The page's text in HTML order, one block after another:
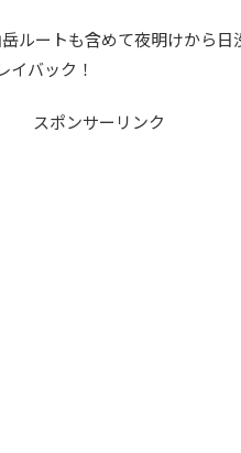
ルートも含めて夜明けから日
イバック！
スポンサーリンク